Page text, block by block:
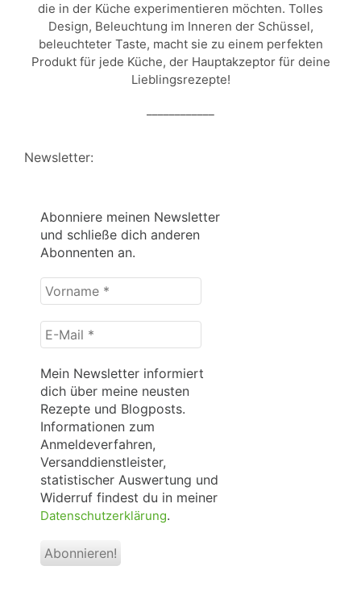
die in der Küche experimentieren möchten. Tolles
Design, Beleuchtung im Inneren der Schüssel,
beleuchteter Taste, macht sie zu einem perfekten
Produkt für jede Küche, der Hauptakzeptor für deine
Lieblingsrezepte!
Newsletter:
Abonniere meinen Newsletter
und schließe dich anderen
Abonnenten an.
Vorname
*
E-
Mail
Mein Newsletter informiert
dich über meine neusten
Rezepte und Blogposts.
Informationen zum
Anmeldeverfahren,
Versanddienstleister,
statistischer Auswertung und
Widerruf findest du in meiner
Datenschutzerklärung.